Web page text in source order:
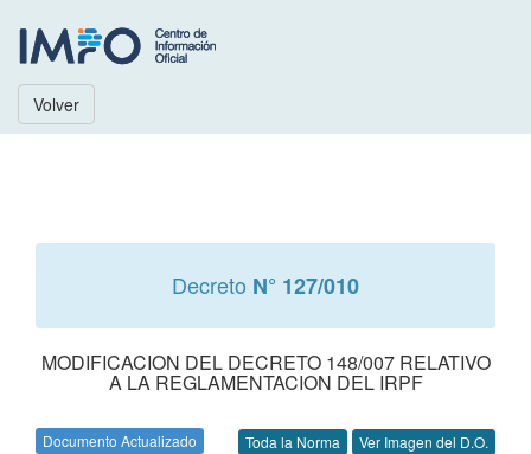
Volver
Decreto N° 127/010
MODIFICACION DEL DECRETO 148/007 RELATIVO
A LA REGLAMENTACION DEL IRPF
Documento Actualizado Toda la Norma Ver Imagen del D.O.